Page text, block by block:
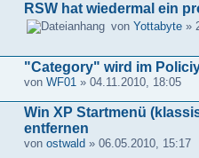
RSW hat wiedermal ein
von Yottabyte»
"Category" wird im
von WF01» 04.11.2010, 18:05
Win XP Startmenü
entfernen
von ostwald » 06.05.2010, 15:17